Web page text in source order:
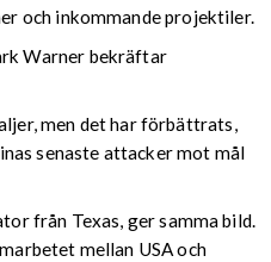
och inkommande projektiler.
Warner bekräftar
men det har förbättrats,
senaste attacker mot mål
från Texas, ger samma bild.
mellan USA och